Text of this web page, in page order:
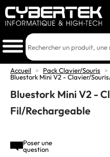
Accueil > Pack Clavier/Souris >
Bluestork Mini V2 - Clavier/
Bluestork Mini V2 -
Fil/Rechargeable
Poser une
question